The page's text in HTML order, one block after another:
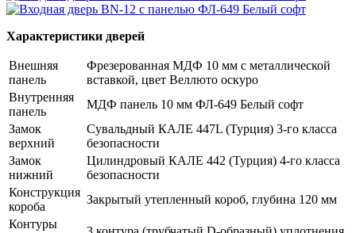
Характеристики дверей
Внешняя
панель
Фрезерованная МДФ 10 мм с металлической
вставкой, цвет Веллюто оскуро
Внутренняя
панель
МДФ панель 10 мм ФЛ-649 Белый софт
Замок
верхний
Сувальдный КАЛЕ 447L (Турция) 3-го класса
безопасности
Замок
нижний
Цилиндровый КАЛЕ 442 (Турция) 4-го класса
безопасности
Конструкция
короба
Закрытый утепленный короб, глубина 120 мм
Контуры